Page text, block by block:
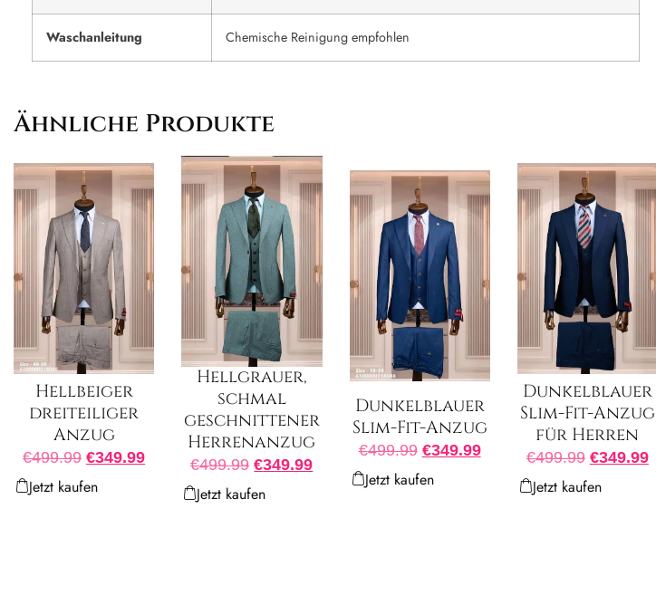
Waschanleitung Chemische Reinigung empfohlen
Ähnliche Produkte
Hellbeiger
dreiteiliger
Anzug
€499.99 €349.99
Jetzt kaufen
Hellgrauer,
schmal
geschnittener
Herrenanzug
€499.99 €349.99
Jetzt kaufen
Dunkelblauer
Slim-Fit-Anzug
€499.99 €349.99
Jetzt kaufen
Dunkelblauer
Slim-Fit-Anzug
für Herren
€499.99 €349.99
Jetzt kaufen